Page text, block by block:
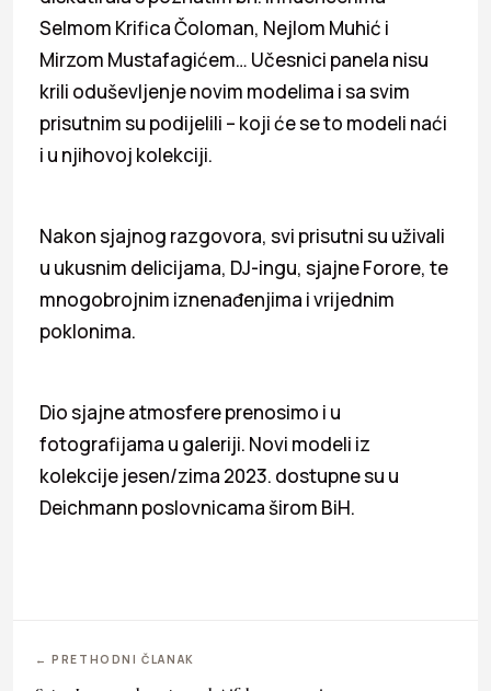
Selmom Krifica Čoloman, Nejlom Muhić i
Mirzom Mustafagićem… Učesnici panela nisu
krili oduševljenje novim modelima i sa svim
prisutnim su podijelili – koji će se to modeli naći
i u njihovoj kolekciji.
Nakon sjajnog razgovora, svi prisutni su uživali
u ukusnim delicijama, DJ-ingu, sjajne Forore, te
mnogobrojnim iznenađenjima i vrijednim
poklonima.
Dio sjajne atmosfere prenosimo i u
fotografijama u galeriji. Novi modeli iz
kolekcije jesen/zima 2023. dostupne su u
Deichmann poslovnicama širom BiH.
← PRETHODNI ČLANAK